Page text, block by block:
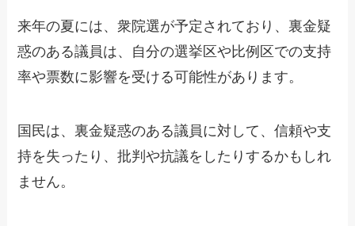
来年の夏には、衆院選が予定されており、裏金疑
惑のある議員は、自分の選挙区や比例区での支持
率や票数に影響を受ける可能性があります。
国民は、裏金疑惑のある議員に対して、信頼や支
持を失ったり、批判や抗議をしたりするかもしれ
ません。